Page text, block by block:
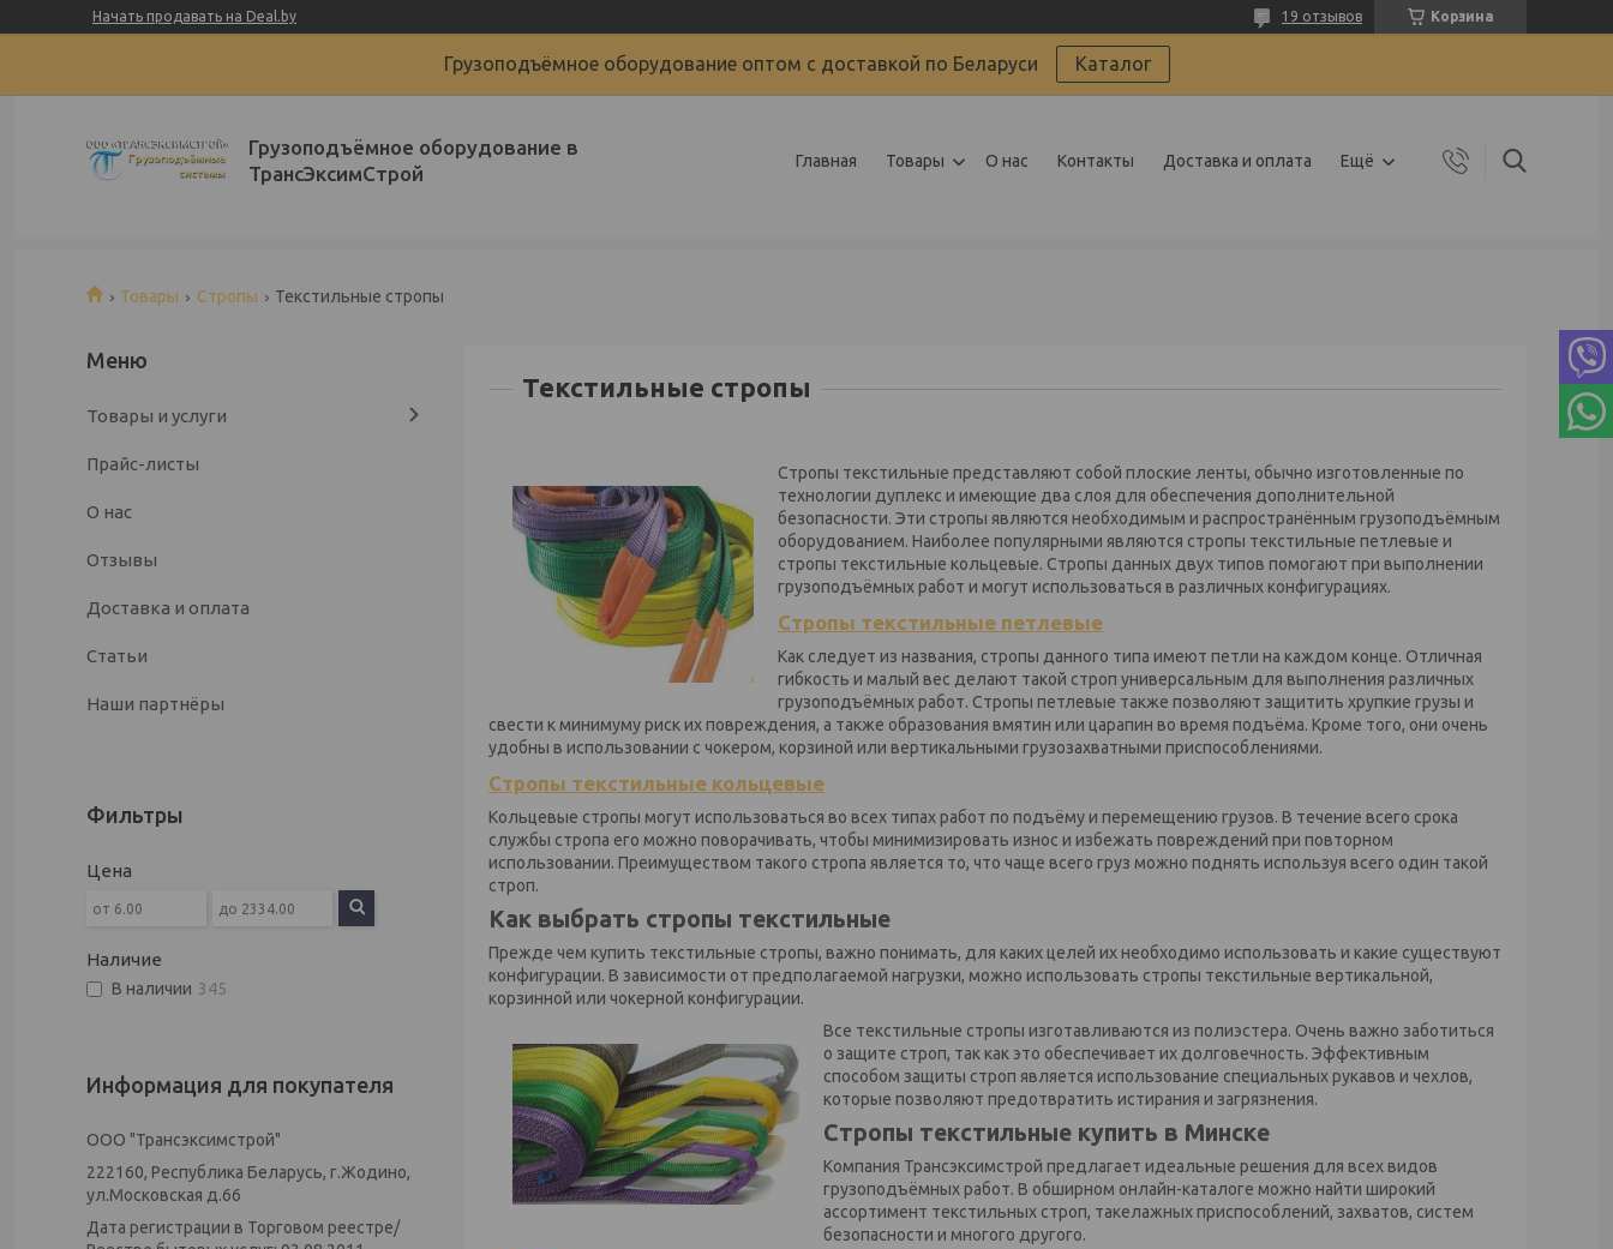
Начать продавать на Deal.by Корзина
19 отзывов
Грузоподъёмное оборудование оптом с доставкой по Беларуси Каталог
Грузоподъёмное оборудование в
ТрансЭксимСтрой
Главная Товары О нас Контакты Доставка и оплата Ещё
Товары Стропы Текстильные стропы
Текстильные стропы
Стропы текстильные представляют собой плоские ленты, обычно изготовленные по
технологии дуплекс и имеющие два слоя для обеспечения дополнительной
безопасности. Эти стропы являются необходимым и распространённым грузоподъёмным
оборудованием. Наиболее популярными являются стропы текстильные петлевые и
стропы текстильные кольцевые. Стропы данных двух типов помогают при выполнении
грузоподъёмных работ и могут использоваться в различных конфигурациях.
Стропы текстильные петлевые
Как следует из названия, стропы данного типа имеют петли на каждом конце. Отличная
гибкость и малый вес делают такой строп универсальным для выполнения различных
грузоподъёмных работ. Стропы петлевые также позволяют защитить хрупкие грузы и
свести к минимуму риск их повреждения, а также образования вмятин или царапин во время подъёма. Кроме того, они очень
удобны в использовании с чокером, корзиной или вертикальными грузозахватными приспособлениями.
Стропы текстильные кольцевые
Кольцевые стропы могут использоваться во всех типах работ по подъёму и перемещению грузов. В течение всего срока
службы стропа его можно поворачивать, чтобы минимизировать износ и избежать повреждений при повторном
использовании. Преимуществом такого стропа является то, что чаще всего груз можно поднять используя всего один такой
строп.
Как выбрать стропы текстильные
Прежде чем купить текстильные стропы, важно понимать, для каких целей их необходимо использовать и какие существуют
конфигурации. В зависимости от предполагаемой нагрузки, можно использовать стропы текстильные вертикальной,
корзинной или чокерной конфигурации.
Все текстильные стропы изготавливаются из полиэстера. Очень важно заботиться
о защите строп, так как это обеспечивает их долговечность. Эффективным
способом защиты строп является использование специальных рукавов и чехлов,
которые позволяют предотвратить истирания и загрязнения.
Стропы текстильные купить в Минске
Компания Трансэксимстрой предлагает идеальные решения для всех видов
грузоподъёмных работ. В обширном онлайн-каталоге можно найти широкий
ассортимент текстильных строп, такелажных приспособлений, захватов, систем
безопасности и многого другого.
Товары и услуги
Прайс-листы
О нас
Отзывы
Доставка и оплата
Статьи
Наши партнёры
Фильтры
Цена
Наличие
В наличии 345
Информация для покупателя
ООО "Трансэксимстрой"
222160, Республика Беларусь, г.Жодино,
ул.Московская д.66
Дата регистрации в Торговом реестре/